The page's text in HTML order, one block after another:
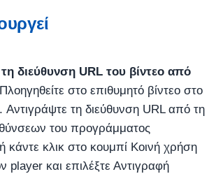
διεύθυνση URL του βίντεο από
Πλοηγηθείτε στο επιθυμητό βίντεο στο
Αντιγράψτε τη διεύθυνση URL από τη
του προγράμματος
κάντε κλικ στο κουμπί Κοινή χρήση
player και επιλέξτε Αντιγραφή